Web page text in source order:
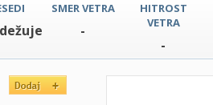
SMER VETRA
-
HITROST
VETRA
-